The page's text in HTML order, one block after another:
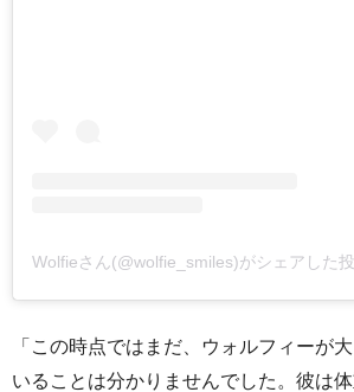
Wolfieさん(@wolfie_smiles)がシェアした
「この時点ではまだ、ウォルフィーが
いることは分かりませんでした。彼は